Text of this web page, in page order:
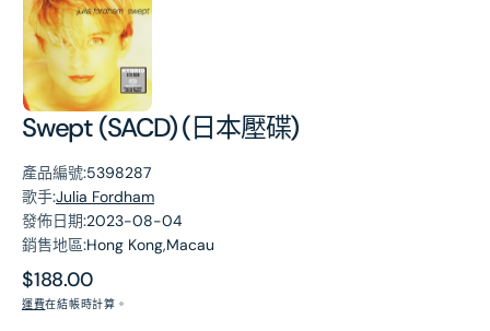
Swept (SACD) (日本壓碟)
產品編號:5398287
歌手:Julia Fordham
發佈日期:2023-08-04
銷售地區:Hong Kong,Macau
原
價
$188.00
運費在結帳時計算。